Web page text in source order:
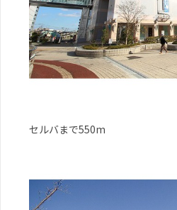
セルバまで550m